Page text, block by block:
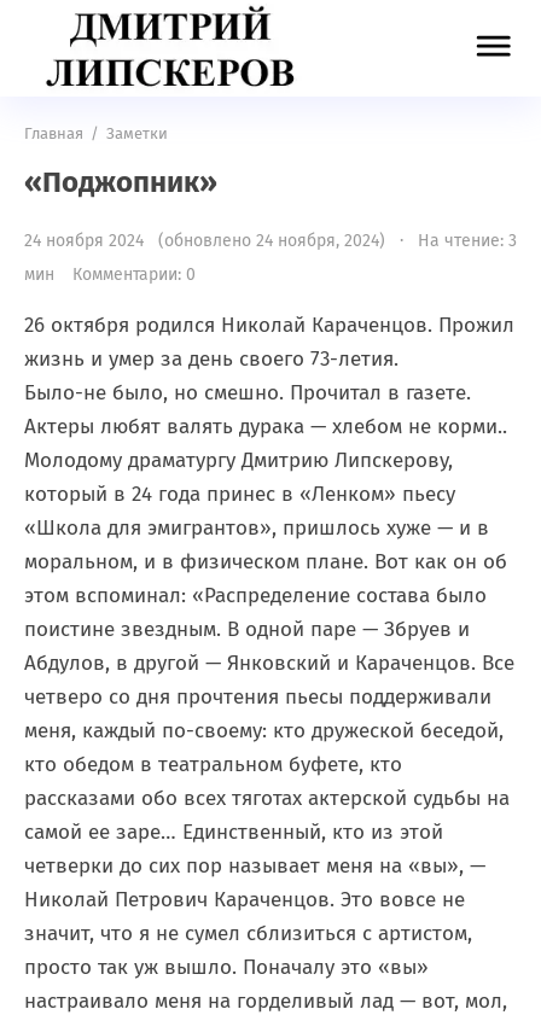
Главная / Заметки
«Поджопник»
24 ноября 2024 (обновлено 24 ноября, 2024) · На чтение: 3
мин
Комментарии: 0
26 октября родился Николай Караченцов. Прожил
жизнь и умер за день своего 73-летия.
Было-не было, но смешно. Прочитал в газете.
Актеры любят валять дурака — хлебом не корми..
Молодому драматургу Дмитрию Липскерову,
который в 24 года принес в «Ленком» пьесу
«Школа для эмигрантов», пришлось хуже — и в
моральном, и в физическом плане. Вот как он об
этом вспоминал: «Распределение состава было
поистине звездным. В одной паре — Збруев и
Абдулов, в другой — Янковский и Караченцов. Все
четверо со дня прочтения пьесы поддерживали
меня, каждый по-своему: кто дружеской беседой,
кто обедом в театральном буфете, кто
рассказами обо всех тяготах актерской судьбы на
самой ее заре… Единственный, кто из этой
четверки до сих пор называет меня на «вы», —
Николай Петрович Караченцов. Это вовсе не
значит, что я не сумел сблизиться с артистом,
просто так уж вышло. Поначалу это «вы»
настраивало меня на горделивый лад — вот, мол,